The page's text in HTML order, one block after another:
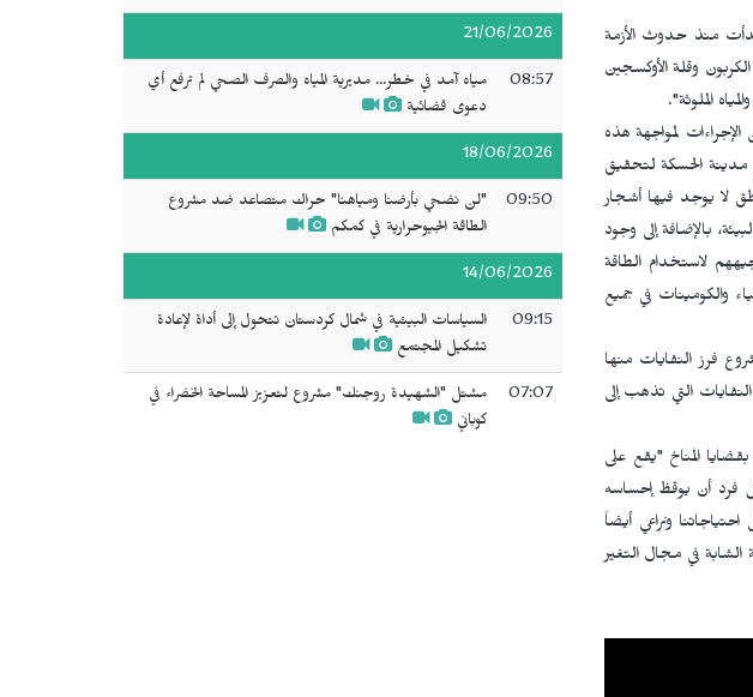
بدأت منذ حدوث الأزمة
وقلة الأوكسجين
الملوثة".
لمواجهة هذه
مدينة الحسكة لتحقيق
لا يوجد فيها أشجار
بالإضافة إلى وجود
لاستخدام الطاقة
والكومينات في جميع
فرز النفايات منها
التي تذهب إلى
المناخ "يقع على
فرد أن يوقظ إحساسه
ونراعي أيضاً
الشابة في مجال التغير
21/06/2026
08:57
مياه آمد في خطر... مديرية المياه والصرف الصحي لم ترفع أي
دعوى قضائية
18/06/2026
09:50
"لن نضحي بأرضنا ومياهنا" حراك متصاعد ضد مشروع
الطاقة الجيوحرارية في كمكم
14/06/2026
09:15
السياسات البيئية في شمال كردستان تتحول إلى أداة لإعادة
تشكيل المجتمع
07:07
مشتل "الشهيدة روجنك" مشروع لتعزيز المساحة الخضراء في
كوباني